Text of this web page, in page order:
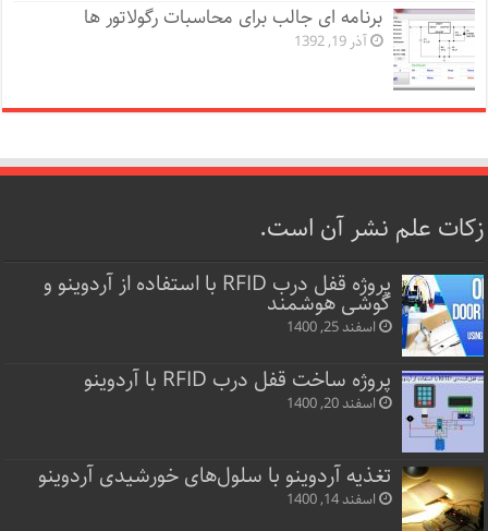
برنامه ای جالب برای محاسبات رگولاتور ها
آذر 19, 1392
زکات علم نشر آن است.
پروژه قفل‌ درب RFID با استفاده از آردوینو و
گوشی هوشمند
اسفند 25, 1400
پروژه ساخت قفل‌ درب RFID با آردوینو
اسفند 20, 1400
تغذیه آردوینو با سلول‌های خورشیدی آردوینو
اسفند 14, 1400